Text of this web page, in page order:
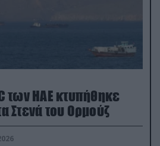
των ΗΑΕ κτυπήθηκε
Στενά του Ορμούζ